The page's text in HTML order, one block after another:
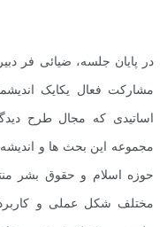
در پایان جلسه، ضیائی فر
مشارکت فعال یکایک
اساتیدی که مجال طرح
مجموعه این بحث ها و
حوزه اسلام و حقوق بشر
مختلف شکل عملی و